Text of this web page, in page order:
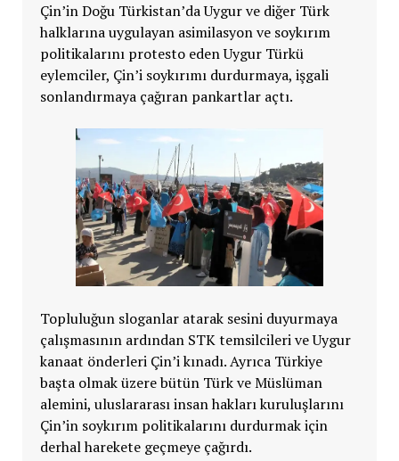
Çin’in Doğu Türkistan’da Uygur ve diğer Türk
halklarına uygulayan asimilasyon ve soykırım
politikalarını protesto eden Uygur Türkü
eylemciler, Çin’i soykırımı durdurmaya, işgali
sonlandırmaya çağıran pankartlar açtı.
Topluluğun sloganlar atarak sesini duyurmaya
çalışmasının ardından STK temsilcileri ve Uygur
kanaat önderleri Çin’i kınadı. Ayrıca Türkiye
başta olmak üzere bütün Türk ve Müslüman
alemini, uluslararası insan hakları kuruluşlarını
Çin’in soykırım politikalarını durdurmak için
derhal harekete geçmeye çağırdı.